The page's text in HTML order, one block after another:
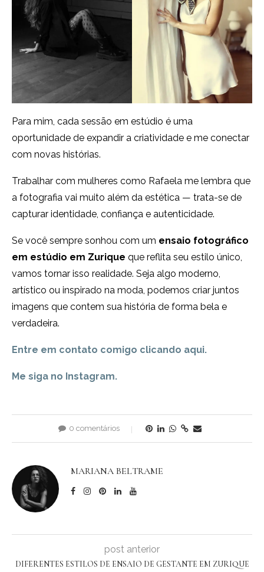
Para mim, cada sessão em estúdio é uma
oportunidade de expandir a criatividade e me conectar
com novas histórias.
Trabalhar com mulheres como Rafaela me lembra que
a fotografia vai muito além da estética — trata-se de
capturar identidade, confiança e autenticidade.
Se você sempre sonhou com um ensaio fotográfico
em estúdio em Zurique que reflita seu estilo único,
vamos tornar isso realidade. Seja algo moderno,
artístico ou inspirado na moda, podemos criar juntos
imagens que contem sua história de forma bela e
verdadeira.
Entre em contato comigo clicando aqui.
Me siga no Instagram.
0 comentários
MARIANA BELTRAME
post anterior
DIFERENTES ESTILOS DE ENSAIO DE GESTANTE EM ZURIQUE